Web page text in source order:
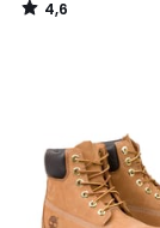
4,6
/